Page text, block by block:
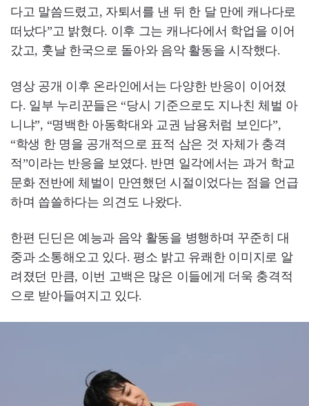
다고 말씀드렸고, 자퇴서를 낸 뒤 한 달 만에 캐나다로
떠났다”고 밝혔다. 이후 그는 캐나다에서 학업을 이어
갔고, 훗날 한국으로 돌아와 음악 활동을 시작했다.
영상 공개 이후 온라인에서는 다양한 반응이 이어졌
다. 일부 누리꾼들은 “당시 기준으로도 지나친 체벌 아
니냐”, “명백한 아동학대와 교권 남용처럼 보인다”,
“학생 한 명을 공개적으로 표적 삼은 것 자체가 충격
적”이라는 반응을 보였다. 반면 일각에서는 과거 학교
문화 전반에 체벌이 만연했던 시절이었다는 점을 언급
하며 씁쓸하다는 의견도 나왔다.
한편 딘딘은 예능과 음악 활동을 병행하며 꾸준히 대
중과 소통해오고 있다. 평소 밝고 유쾌한 이미지로 알
려졌던 만큼, 이번 고백은 많은 이들에게 더욱 충격적
으로 받아들여지고 있다.